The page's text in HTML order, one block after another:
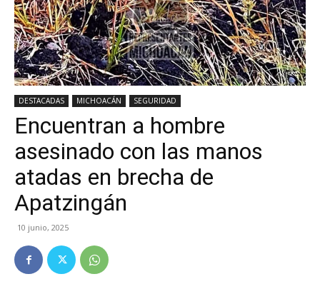
DESTACADAS MICHOACÁN SEGURIDAD
Encuentran a hombre
asesinado con las manos
atadas en brecha de
Apatzingán
10 junio, 2025